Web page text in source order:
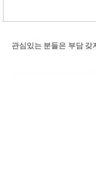
관심있는 분들은 부담 갖